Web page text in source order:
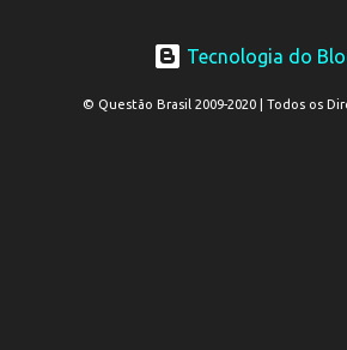
Tecnologia do
© Questão Brasil 2009-2020 | Todos os